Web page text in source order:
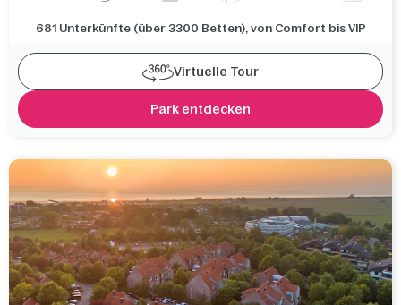
681 Unterkünfte (über 3300 Betten), von Comfort bis VIP
Virtuelle Tour
Park entdecken